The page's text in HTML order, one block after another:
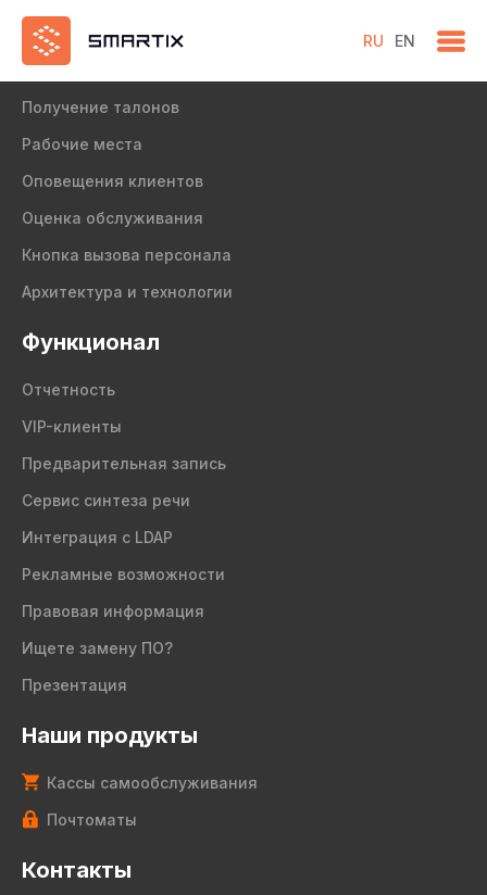
RU EN
Продукт
Получение талонов
Рабочие места
Оповещения клиентов
Оценка обслуживания
Кнопка вызова персонала
Архитектура и технологии
Функционал
Отчетность
VIP-клиенты
Предварительная запись
Сервис синтеза речи
Интеграция с LDAP
Рекламные возможности
Правовая информация
Ищете замену ПО?
Презентация
Наши продукты
Кассы самообслуживания
Почтоматы
Контакты